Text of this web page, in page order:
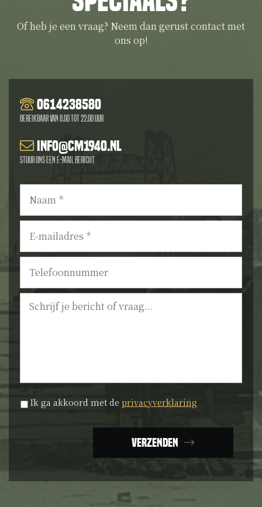
Of heb je een vraag? Neem dan gerust contact met
ons op!
0614238580
Bereikbaar van 8.00 tot 22.00 uur
info@cm1940.nl
Stuur ons een e-mail bericht
Naam *
E-
mailadres *
Telefoonnummer
Bericht
Privacyverklaring *
Ik ga akkoord met de privacyverklaring
Verzenden